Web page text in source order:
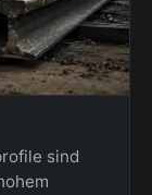
sind